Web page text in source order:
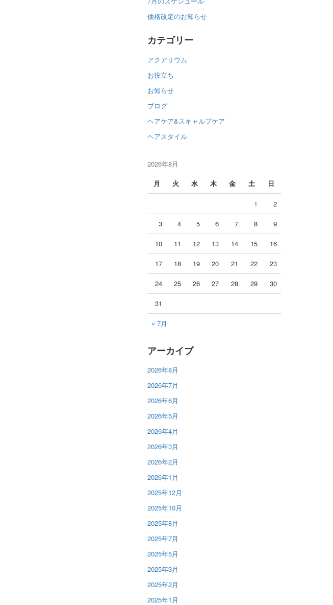
価格改定のお知らせ
カテゴリー
アクアリウム
お役立ち
お知らせ
ブログ
ヘアケア&スキャルプケア
ヘアスタイル
2026年8月
月
火 水 木 金 土 日
« 7月
1 2
3 4 5 6 7 8 9
10 11 12 13 14 15 16
17 18 19 20 21 22 23
24 25 26 27 28 29 30
31
アーカイブ
2026年8月
2026年7月
2026年6月
2026年5月
2026年4月
2026年3月
2026年2月
2026年1月
2025年12月
2025年10月
2025年8月
2025年7月
2025年5月
2025年3月
2025年2月
2025年1月